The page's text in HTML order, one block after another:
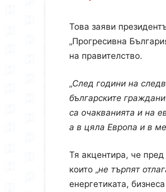
Това заяви
„Прогресивна
на правителство.
„След години на
българските
са очакванията и на
а в цяла Европа и в
Тя акцентира, че
които „не търпят
енергетиката,